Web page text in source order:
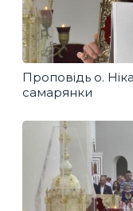
Проповідь о.
самарянки